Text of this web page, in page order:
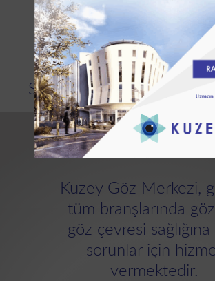
sorun olmasa da mutlaka bir göz doktoru
muayene edilmiş olmaları gerekir.
hastalıkları için çok önemlidir.
Siz Dünyaya Daha Mutlu
TIBBİ
Kuzey Göz Merkezi,
tüm branşlarında
göz çevresi
sorunlar için
vermektedir.